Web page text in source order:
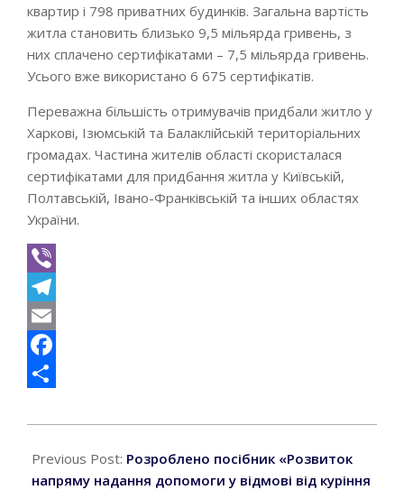
квартир і 798 приватних будинків. Загальна вартість
житла становить близько 9,5 мільярда гривень, з
них сплачено сертифікатами – 7,5 мільярда гривень.
Усього вже використано 6 675 сертифікатів.
Переважна більшість отримувачів придбали житло у
Харкові, Ізюмській та Балаклійській територіальних
громадах. Частина жителів області скористалася
сертифікатами для придбання житла у Київській,
Полтавській, Івано-Франківській та інших областях
України.
Viber
Telegram
Email
Facebook
12-
29
Previous Post: Розроблено посібник «Розвиток
напряму надання допомоги у відмові від куріння